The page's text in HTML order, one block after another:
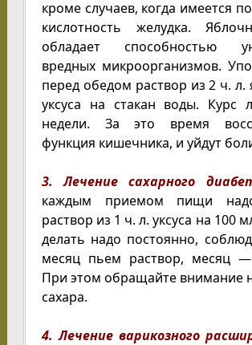
кроме случаев, когда имеется
кислотность желудка.
обладает способностью
вредных микроорганизмов.
перед обедом раствор из 2 ч. л.
уксуса на стакан воды. Курс
недели. За это время
функция кишечника, и уйдут
3. Лечение сахарного
каждым приемом пищи
раствор из 1 ч. л. уксуса на 100
делать надо постоянно,
месяц пьем раствор, месяц
При этом обращайте внимание
сахара.
4. Лечение варикозного